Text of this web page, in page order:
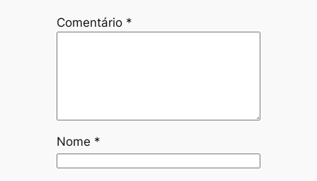
Comentário *
Nome *